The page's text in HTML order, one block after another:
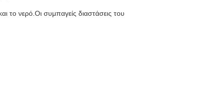
το νερό.Οι συμπαγείς διαστάσεις του